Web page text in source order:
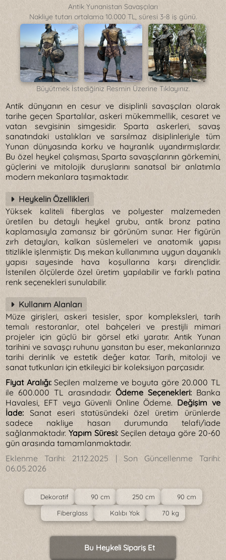
Antik Yunanistan Savaşçıları
Nakliye tutarı ortalama 10.000 TL, süresi 3-8 iş günü.
Büyütmek İstediğiniz Resmin Üzerine Tıklayınız.
Antik dünyanın en cesur ve disiplinli savaşçıları olarak
tarihe geçen Spartalılar, askeri mükemmellik, cesaret ve
vatan sevgisinin simgesidir. Sparta askerleri, savaş
sanatındaki ustalıkları ve sarsılmaz disiplinleriyle tüm
Yunan dünyasında korku ve hayranlık uyandırmışlardır.
Bu özel heykel çalışması, Sparta savaşçılarının görkemini,
güçlerini ve mitolojik duruşlarını sanatsal bir anlatımla
modern mekanlara taşımaktadır.
Heykelin Özellikleri
Yüksek kaliteli fiberglas ve polyester malzemeden
üretilen bu detaylı heykel grubu, antik bronz patina
kaplamasıyla zamansız bir görünüm sunar. Her figürün
zırh detayları, kalkan süslemeleri ve anatomik yapısı
titizlikle işlenmiştir. Dış mekan kullanımına uygun dayanıklı
yapısı sayesinde hava koşullarına karşı dirençlidir.
İstenilen ölçülerde özel üretim yapılabilir ve farklı patina
renk seçenekleri sunulabilir.
Kullanım Alanları
Müze girişleri, askeri tesisler, spor kompleksleri, tarih
temalı restoranlar, otel bahçeleri ve prestijli mimari
projeler için güçlü bir görsel etki yaratır. Antik Yunan
tarihini ve savaşçı ruhunu yansıtan bu eser, mekanlarınıza
tarihi derinlik ve estetik değer katar. Tarih, mitoloji ve
sanat tutkunları için etkileyici bir koleksiyon parçasıdır.
Fiyat Aralığı:Seçilen malzeme ve boyuta göre 20.000 TL
ile 600.000 TL arasındadır. Ödeme Seçenekleri: Banka
Havalesi, EFT veya Güvenli Online Ödeme. Değişim ve
İade: Sanat eseri statüsündeki özel üretim ürünlerde
sadece nakliye hasarı durumunda telafi/iade
sağlanmaktadır. Yapım Süresi: Seçilen detaya göre 20-60
gün arasında tamamlanmaktadır.
Eklenme Tarihi: 21.12.2025 | Son Güncellenme Tarihi:
06.05.2026
Dekoratif 90 cm 250 cm
90 cm
Fiberglass
Kalıbı Yok 70 kg
Bu Heykeli Sipariş Et